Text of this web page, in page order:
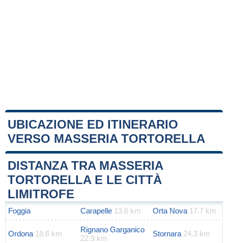
UBICAZIONE ED ITINERARIO
VERSO MASSERIA TORTORELLA
+
−
Leaflet |Map data ©OpenStreetMapcontributors
DISTANZA TRA MASSERIA
TORTORELLA E LE CITTÀ
LIMITROFE
Foggia Carapelle 13.6 km Orta Nova 17.7 km
Ordona 18.6 km
Rignano Garganico
22.9 km
Stornara 24.3 km